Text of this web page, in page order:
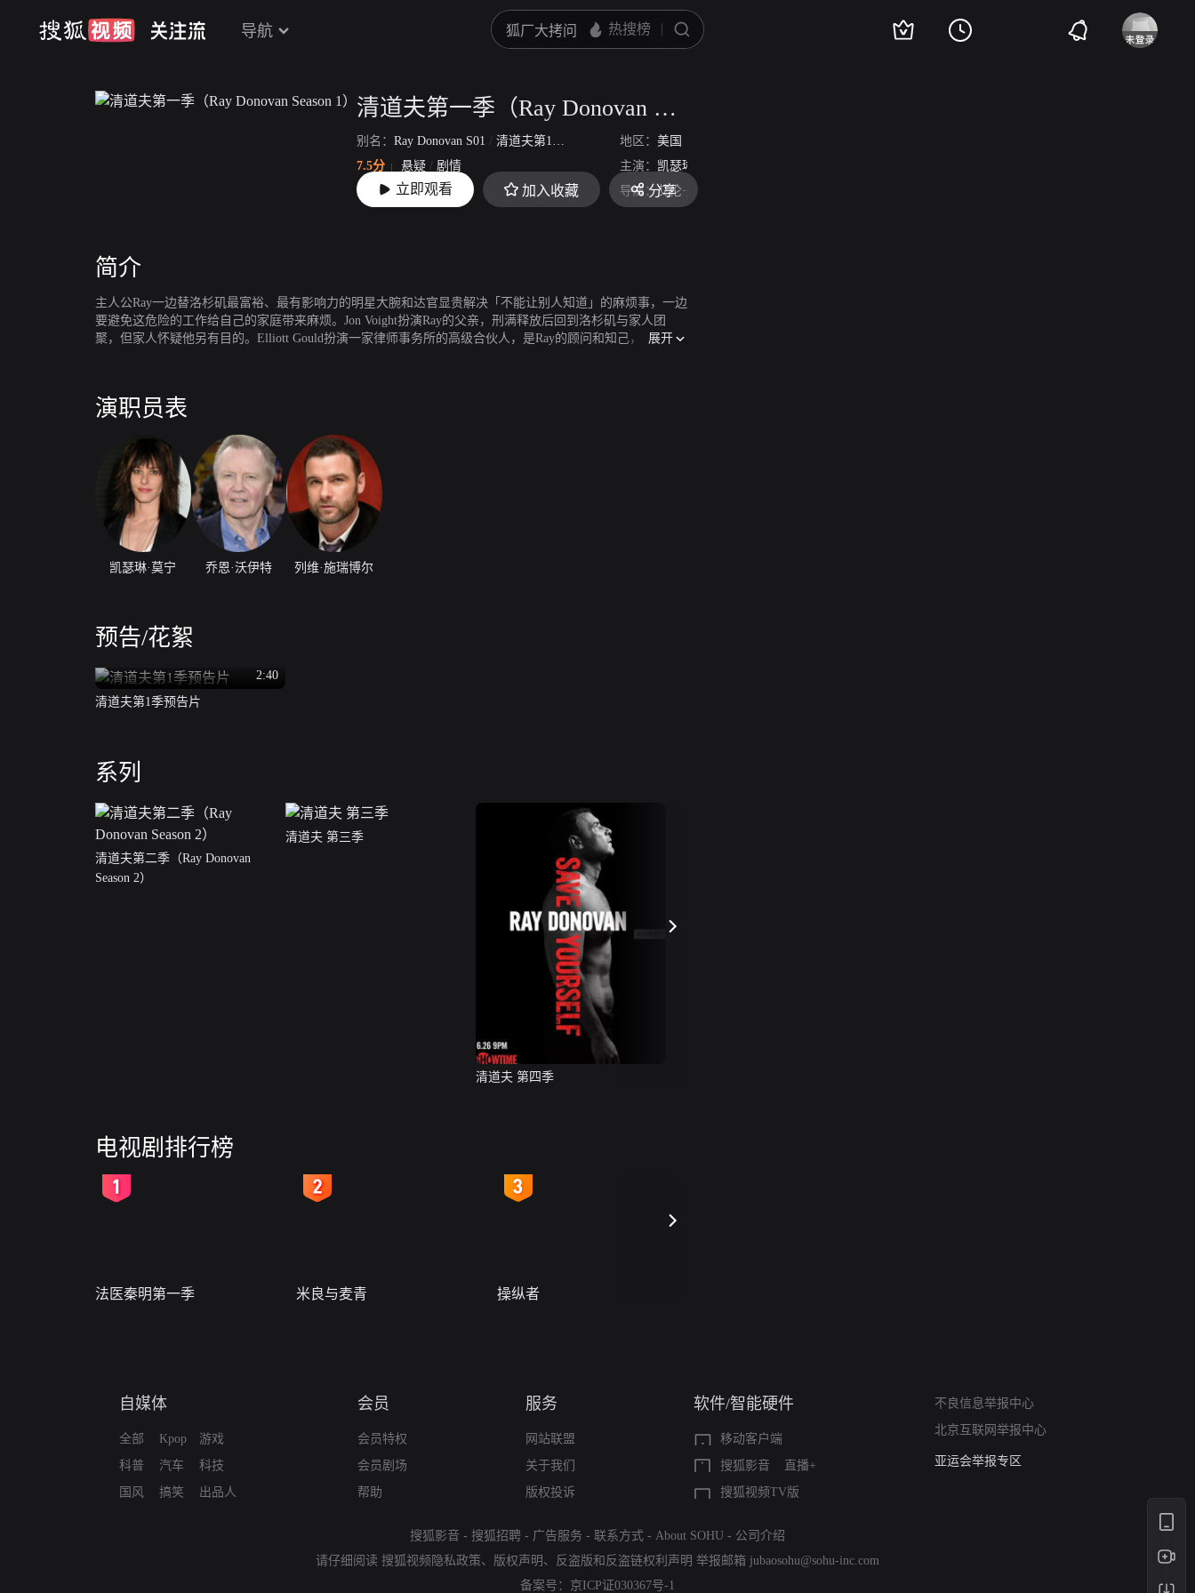
导航
清道夫第一季（Ray Donovan Season 1）
别名： Ray Donovan S01 / 清道夫第1季 地区： 美国
7.5分
悬疑 / 剧情 主演： 凯瑟琳·莫宁
上映： 2013 导演：艾伦·寇尔特
立即观看 加入收藏 分享
简介
主人公Ray一边替洛杉矶最富裕、最有影响力的明星大腕和达官显贵解决「不能让别人知道」的麻烦事，一边
要避免这危险的工作给自己的家庭带来麻烦。Jon Voight扮演Ray的父亲，刑满释放后回到洛杉矶与家人团
聚，但家人怀疑他另有目的。Elliott Gould扮演一家律师事务所的高级合伙人，是Ray的顾问和知己，但最近
展开
演职员表
凯瑟琳·莫宁 乔恩·沃伊特 列维·施瑞博尔
预告/花絮
2:40
清道夫第1季预告片
系列
清道夫第二季（Ray Donovan
Season 2）
清道夫 第三季
清道夫 第四季
电视剧排行榜
法医秦明第一季 米良与麦青 操纵者
自媒体
全部
科普
国风
Kpop
汽车
搞笑
游戏
科技
出品人
会员
会员特权
会员剧场
帮助
服务
网站联盟
关于我们
版权投诉
软件/智能硬件
移动客户端
搜狐影音
直播+
搜狐视频TV版
不良信息举报中心
北京互联网举报中心
12318 文化市场举报
算法推荐专项举报
亚运会举报专区
搜狐影音 - 搜狐招聘 - 广告服务 - 联系方式 - About SOHU - 公司介绍
请仔细阅读 搜狐视频隐私政策、 版权声明 、 反盗版和反盗链权利声明 举报邮箱 jubaosohu@sohu-inc.com
备案号： 京ICP证030367号-1